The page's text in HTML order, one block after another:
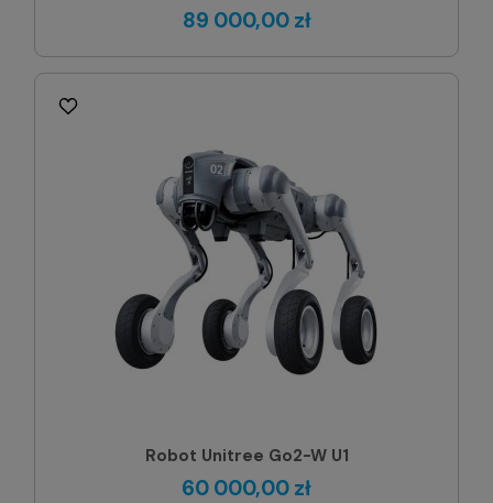
89 000,00 zł
Robot Unitree Go2-W U1
60 000,00 zł